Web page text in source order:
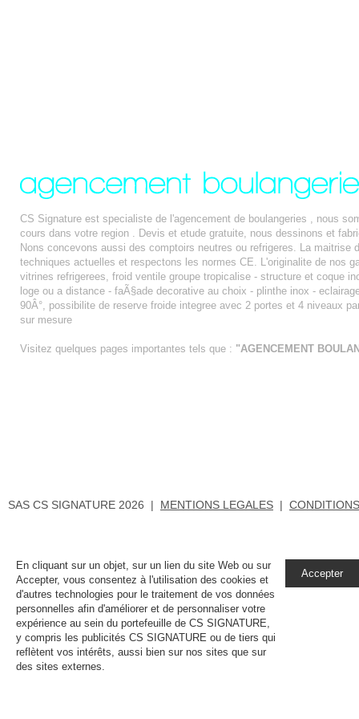
CS Signature est specialiste de l'agencement de boulangeries , nous
cours dans votre region . Devis et etude gratuite, nous dessinons et
Nons concevons aussi des comptoirs neutres ou refrigeres. La
techniques actuelles et respectons les normes CE. L'originalite de nos
vitrines refrigerees, froid ventile groupe tropicalise - structure et coque
loge ou a distance - faÃ§ade decorative au choix - plinthe inox -
90Â°, possibilite de reserve froide integree avec 2 portes et 4 niveaux
sur mesure
Visitez quelques pages importantes tels que : "AGENCEMENT
SAS CS SIGNATURE 2026 | MENTIONS LEGALES |
En cliquant sur un objet, sur un lien du site Web ou sur
Accepter, vous consentez à l'utilisation des cookies et
d'autres technologies pour le traitement de vos données
personnelles afin d'améliorer et de personnaliser votre
expérience au sein du portefeuille de CS SIGNATURE,
y compris les publicités CS SIGNATURE ou de tiers qui
reflètent vos intérêts, aussi bien sur nos sites que sur
des sites externes.
Accepter